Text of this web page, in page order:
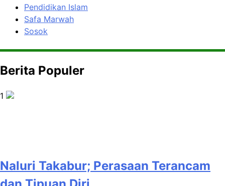
Pendidikan Islam
Safa Marwah
Sosok
Berita Populer
1
Naluri Takabur; Perasaan Terancam